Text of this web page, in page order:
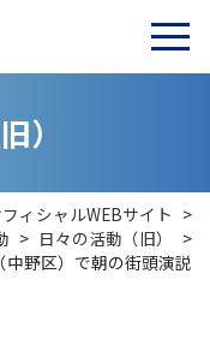
旧）
ィシャルWEBサイト >
> 日々の活動（旧）
>
野区）で朝の街頭演説